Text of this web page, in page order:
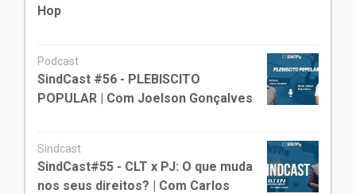
Hop
Podcast
SindCast #56 - PLEBISCITO
POPULAR | Com Joelson Gonçalves
Sindcast
SindCast#55 - CLT x PJ: O que muda
nos seus direitos? | Com Carlos